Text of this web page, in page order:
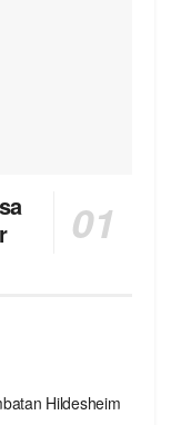
Hildesheim